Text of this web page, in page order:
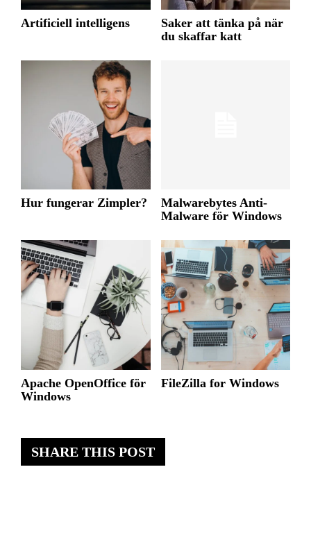
SHARE THIS POST
Artificiell intelligens
Saker att tänka på när
du skaffar katt
Hur fungerar Zimpler?
Malwarebytes Anti-
Malware för Windows
Apache OpenOffice för
Windows
FileZilla for Windows